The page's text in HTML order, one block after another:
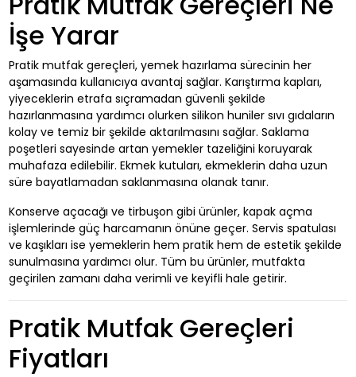
İşe Yarar
Pratik mutfak gereçleri, yemek hazırlama sürecinin her
aşamasında kullanıcıya avantaj sağlar. Karıştırma kapları,
yiyeceklerin etrafa sıçramadan güvenli şekilde
hazırlanmasına yardımcı olurken silikon huniler sıvı gıdaların
kolay ve temiz bir şekilde aktarılmasını sağlar. Saklama
poşetleri sayesinde artan yemekler tazeliğini koruyarak
muhafaza edilebilir. Ekmek kutuları, ekmeklerin daha uzun
süre bayatlamadan saklanmasına olanak tanır.
Konserve açacağı ve tirbuşon gibi ürünler, kapak açma
işlemlerinde güç harcamanın önüne geçer. Servis spatulası
ve kaşıkları ise yemeklerin hem pratik hem de estetik şekilde
sunulmasına yardımcı olur. Tüm bu ürünler, mutfakta
geçirilen zamanı daha verimli ve keyifli hale getirir.
Pratik Mutfak Gereçleri
Fiyatları